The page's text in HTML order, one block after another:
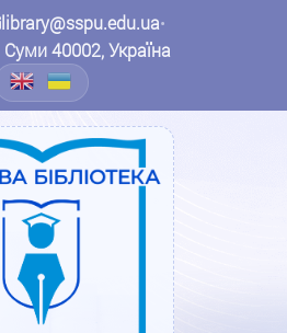
library@sspu.edu.ua•
40002, Україна